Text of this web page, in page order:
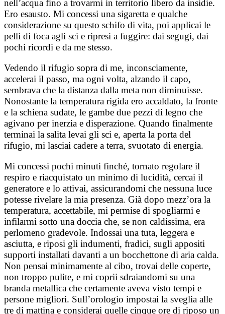
nell’acqua fino a trovarmi in territorio libero da insidie.
Ero esausto. Mi concessi una sigaretta e qualche
considerazione su questo schifo di vita, poi applicai le
pelli di foca agli sci e ripresi a fuggire: dai segugi, dai
pochi ricordi e da me stesso.
Vedendo il rifugio sopra di me, inconsciamente,
accelerai il passo, ma ogni volta, alzando il capo,
sembrava che la distanza dalla meta non diminuisse.
Nonostante la temperatura rigida ero accaldato, la fronte
e la schiena sudate, le gambe due pezzi di legno che
agivano per inerzia e disperazione. Quando finalmente
terminai la salita levai gli sci e, aperta la porta del
rifugio, mi lasciai cadere a terra, svuotato di energia.
Mi concessi pochi minuti finché, tornato regolare il
respiro e riacquistato un minimo di lucidità, cercai il
generatore e lo attivai, assicurandomi che nessuna luce
potesse rivelare la mia presenza. Già dopo mezz’ora la
temperatura, accettabile, mi permise di spogliarmi e
infilarmi sotto una doccia che, se non caldissima, era
perlomeno gradevole. Indossai una tuta, leggera e
asciutta, e riposi gli indumenti, fradici, sugli appositi
supporti installati davanti a un bocchettone di aria calda.
Non pensai minimamente al cibo, trovai delle coperte,
non troppo pulite, e mi coprii sdraiandomi su una
branda metallica che certamente aveva visto tempi e
persone migliori. Sull’orologio impostai la sveglia alle
tre di mattina e considerai quelle cinque ore di riposo un